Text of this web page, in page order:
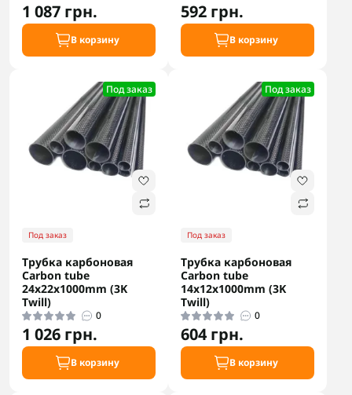
1 087 грн.
В корзину
592 грн.
В корзину
Под заказ
Под заказ
Трубка карбоновая
Carbon tube
24x22x1000mm (3K
Twill)
0
1 026 грн.
В корзину
Под заказ
Под заказ
Трубка карбоновая
Carbon tube
14x12x1000mm (3K
Twill)
0
604 грн.
В корзину